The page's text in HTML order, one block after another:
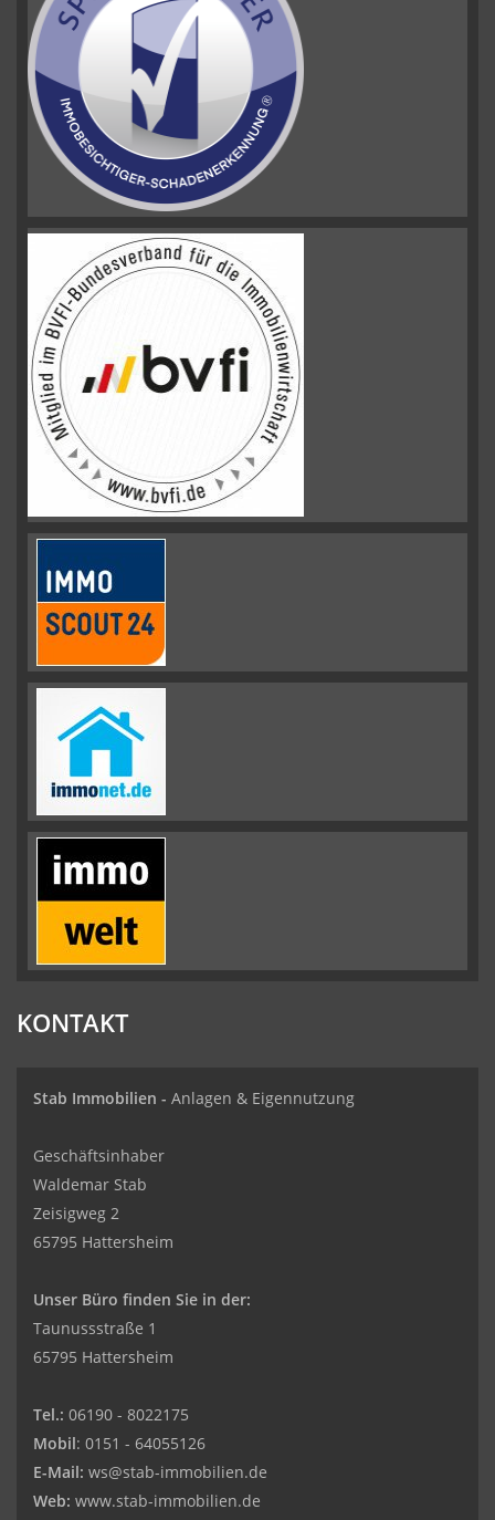
KONTAKT
Stab Immobilien - Anlagen & Eigennutzung
Geschäftsinhaber
Waldemar Stab
Zeisigweg 2
65795 Hattersheim
Unser Büro finden Sie in der:
Taunussstraße 1
65795 Hattersheim
Tel.: 06190 - 8022175
Mobil: 0151 - 64055126
E-Mail: ws@stab-immobilien.de
Web: www.stab-immobilien.de